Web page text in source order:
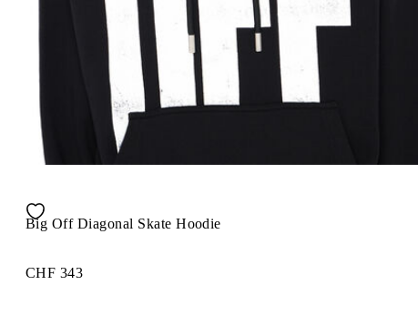
Big Off Diagonal Skate Hoodie
CHF 343